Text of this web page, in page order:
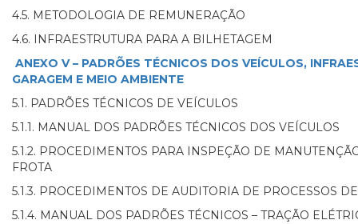
4.5. METODOLOGIA DE REMUNERAÇÃO
4.6. INFRAESTRUTURA PARA A BILHETAGEM
ANEXO V – PADRÕES TÉCNICOS DOS VEÍCULOS,
GARAGEM E MEIO AMBIENTE
5.1. PADRÕES TÉCNICOS DE VEÍCULOS
5.1.1. MANUAL DOS PADRÕES TÉCNICOS DOS VEÍCULOS
5.1.2. PROCEDIMENTOS PARA INSPEÇÃO DE
FROTA
5.1.3. PROCEDIMENTOS DE AUDITORIA DE PROCESSOS
5.1.4. MANUAL DOS PADRÕES TÉCNICOS – TRAÇÃO